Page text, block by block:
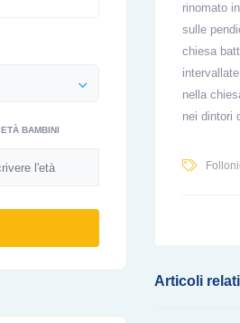
ETÀ BAMBINI
rinomato
sulle
chiesa
nella
nei dintori
Articoli